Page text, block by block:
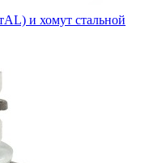
и хомут стальной